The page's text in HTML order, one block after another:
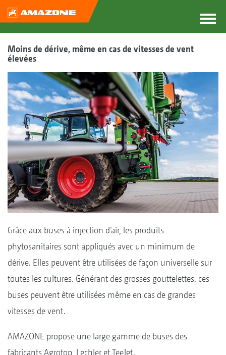
Moins de dérive, même en cas de vitesses de vent
élevées
Grâce aux buses à injection d’air, les produits
phytosanitaires sont appliqués avec un minimum de
dérive. Elles peuvent être utilisées de façon universelle sur
toutes les cultures. Générant des grosses gouttelettes, ces
buses peuvent être utilisées même en cas de grandes
vitesses de vent.
AMAZONE propose une large gamme de buses des
fabricants Agrotop, Lechler et TeeJet.